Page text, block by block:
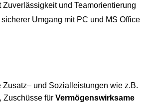
und Teamorientierung
Umgang mit PC und MS Office
und Sozialleistungen wie z.B.
, Zuschüsse für Vermögenswirksame